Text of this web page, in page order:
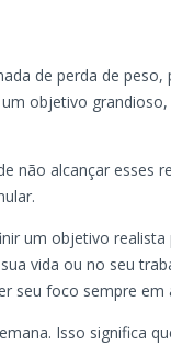
de perda de peso,
objetivo
não alcançar esses
um objetivo realista
vida ou no seu
seu foco sempre em
Isso significa